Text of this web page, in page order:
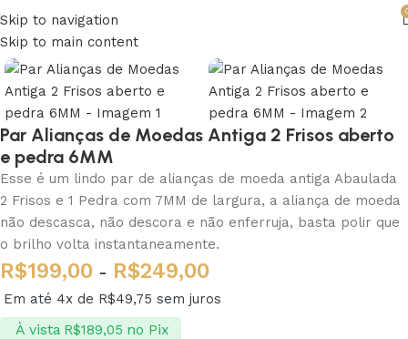
Skip to navigation
Skip to main content
Par Alianças de Moedas Antiga 2 Frisos aberto
e pedra 6MM
Esse é um lindo par de alianças de moeda antiga Abaulada
2 Frisos e 1 Pedra com 7MM de largura, a aliança de moeda
não descasca, não descora e não enferruja, basta polir que
o brilho volta instantaneamente.
R$199,00 - R$249,00
Em até 4x de R$49,75 sem juros
À vista R$189,05 no Pix